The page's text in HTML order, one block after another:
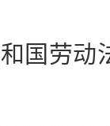
国劳动